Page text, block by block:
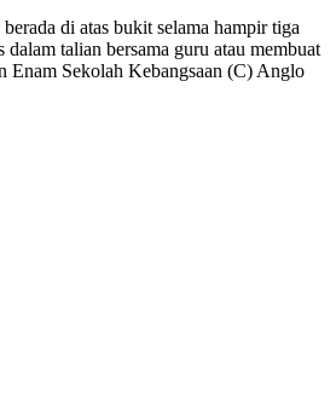
di atas bukit selama hampir tiga
talian bersama guru atau membuat
Enam Sekolah Kebangsaan (C) Anglo